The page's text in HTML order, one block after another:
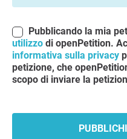
Pubblicando la mia
utilizzo di openPetition.
informativa sulla privacy
petizione, che
scopo di inviare la